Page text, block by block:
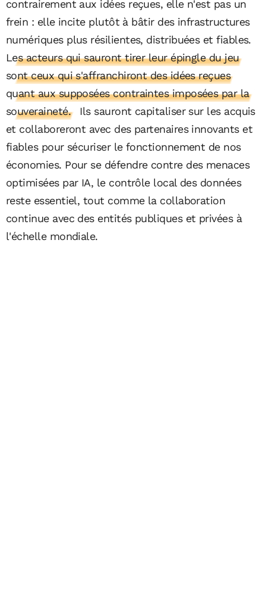
contrairement aux idées reçues, elle n'est pas un
frein : elle incite plutôt à bâtir des infrastructures
numériques plus résilientes, distribuées et fiables.
Les acteurs qui sauront tirer leur épingle du jeu
sont ceux qui s'affranchiront des idées reçues
quant aux supposées contraintes imposées par la
souveraineté.
Ils sauront capitaliser sur les acquis
et collaboreront avec des partenaires innovants et
fiables pour sécuriser le fonctionnement de nos
économies. Pour se défendre contre des menaces
optimisées par IA, le contrôle local des données
reste essentiel, tout comme la collaboration
continue avec des entités publiques et privées à
l'échelle mondiale.